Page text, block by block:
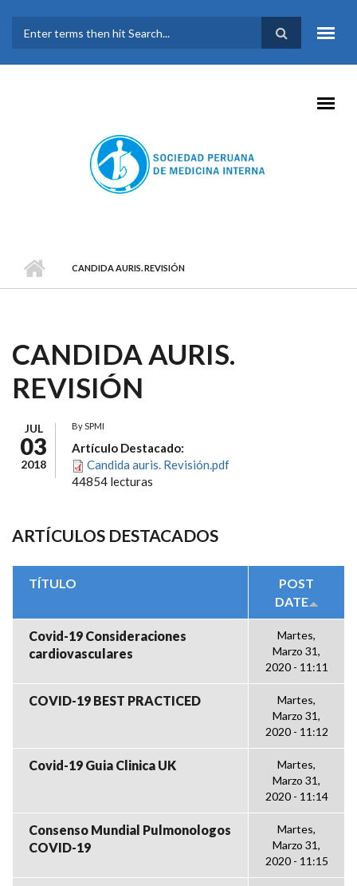
FORMULARIO DE
BÚSQUEDA
CANDIDA AURIS. REVISIÓN
CANDIDA AURIS.
REVISIÓN
JUL
03
2018
BySPMI
Artículo Destacado:
Candida auris. Revisión.pdf
44854 lecturas
ARTÍCULOS DESTACADOS
TÍTULO
POST
DATE
Covid-19 Consideraciones
cardiovasculares
Martes,
Marzo 31,
2020 - 11:11
COVID-19 BEST PRACTICED
Martes,
Marzo 31,
2020 - 11:12
Covid-19 Guia Clinica UK
Martes,
Marzo 31,
2020 - 11:14
Consenso Mundial Pulmonologos
COVID-19
Martes,
Marzo 31,
2020 - 11:15